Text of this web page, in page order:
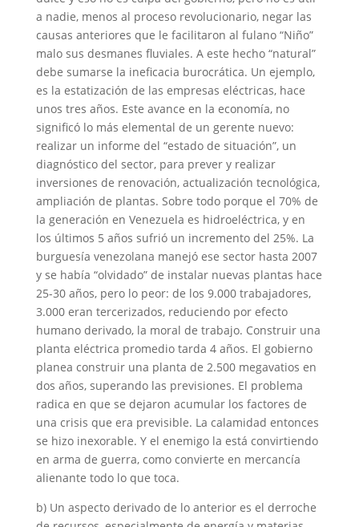
a nadie, menos al proceso revolucionario, negar las
causas anteriores que le facilitaron al fulano “Niño”
malo sus desmanes fluviales. A este hecho “natural”
debe sumarse la ineficacia burocrática. Un ejemplo,
es la estatización de las empresas eléctricas, hace
unos tres años. Este avance en la economía, no
significó lo más elemental de un gerente nuevo:
realizar un informe del “estado de situación”, un
diagnóstico del sector, para prever y realizar
inversiones de renovación, actualización tecnológica,
ampliación de plantas. Sobre todo porque el 70% de
la generación en Venezuela es hidroeléctrica, y en
los últimos 5 años sufrió un incremento del 25%. La
burguesía venezolana manejó ese sector hasta 2007
y se había “olvidado” de instalar nuevas plantas hace
25-30 años, pero lo peor: de los 9.000 trabajadores,
3.000 eran tercerizados, reduciendo por efecto
humano derivado, la moral de trabajo. Construir una
planta eléctrica promedio tarda 4 años. El gobierno
planea construir una planta de 2.500 megavatios en
dos años, superando las previsiones. El problema
radica en que se dejaron acumular los factores de
una crisis que era previsible. La calamidad entonces
se hizo inexorable. Y el enemigo la está convirtiendo
en arma de guerra, como convierte en mercancía
alienante todo lo que toca.
b) Un aspecto derivado de lo anterior es el derroche